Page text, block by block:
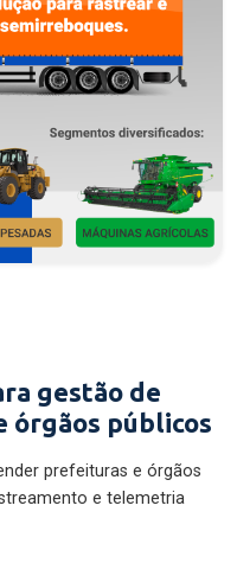
gestão de
órgãos públicos
prefeituras e órgãos
e telemetria